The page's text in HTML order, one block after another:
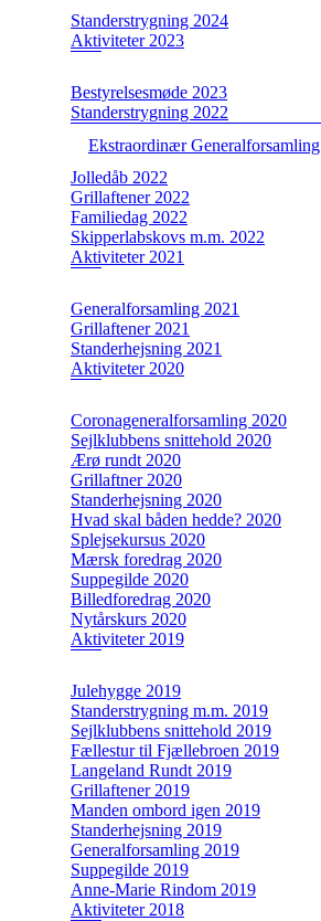
Standerstrygning 2024
Aktiviteter 2023
Bestyrelsesmøde 2023
Standerstrygning 2022
Ekstraordinær Generalforsamling
Jolledåb 2022
Grillaftener 2022
Familiedag 2022
Skipperlabskovs m.m. 2022
Aktiviteter 2021
Generalforsamling 2021
Grillaftener 2021
Standerhejsning 2021
Aktiviteter 2020
Coronageneralforsamling 2020
Sejlklubbens snittehold 2020
Ærø rundt 2020
Grillaftner 2020
Standerhejsning 2020
Hvad skal båden hedde? 2020
Splejsekursus 2020
Mærsk foredrag 2020
Suppegilde 2020
Billedforedrag 2020
Nytårskurs 2020
Aktiviteter 2019
Julehygge 2019
Standerstrygning m.m. 2019
Sejlklubbens snittehold 2019
Fællestur til Fjællebroen 2019
Langeland Rundt 2019
Grillaftener 2019
Manden ombord igen 2019
Standerhejsning 2019
Generalforsamling 2019
Suppegilde 2019
Anne-Marie Rindom 2019
Aktiviteter 2018